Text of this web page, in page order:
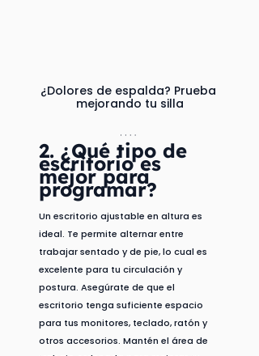
¿Dolores de espalda? Prueba
mejorando tu silla
2. ¿Qué tipo de
escritorio es
mejor para
programar?
Un escritorio ajustable en altura es
ideal. Te permite alternar entre
trabajar sentado y de pie, lo cual es
excelente para tu circulación y
postura. Asegúrate de que el
escritorio tenga suficiente espacio
para tus monitores, teclado, ratón y
otros accesorios. Mantén el área de